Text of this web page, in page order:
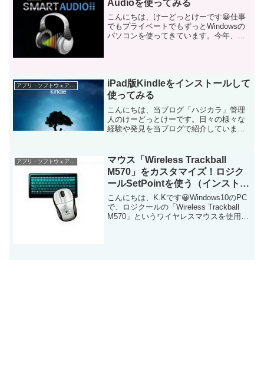
Audioを使ってみる
こんにちは、けーどっとけーです😀仕事
でもプライベートでもずっとWindowsの
パソコンを使ってきています。今年、プ
iPad版Kindleをインストールして
使ってみる
こんにちは、当ブログ「ハジカラ」管理
人のけーどっとけーです。日々の様々な
経験や発見を当ブログで紹介していま
は、iPad版のKindleアプリをインストー
ルして使ってみまし...
マウス「Wireless Trackball
M570」をカスタマイズ！ロジク
ールSetPointを使う（インストー
ル編）
こんにちは、K.Kです😀Windows10のPC
で、ロジクールの「Wireless Trackball
M570」というワイヤレスマウスを使用し